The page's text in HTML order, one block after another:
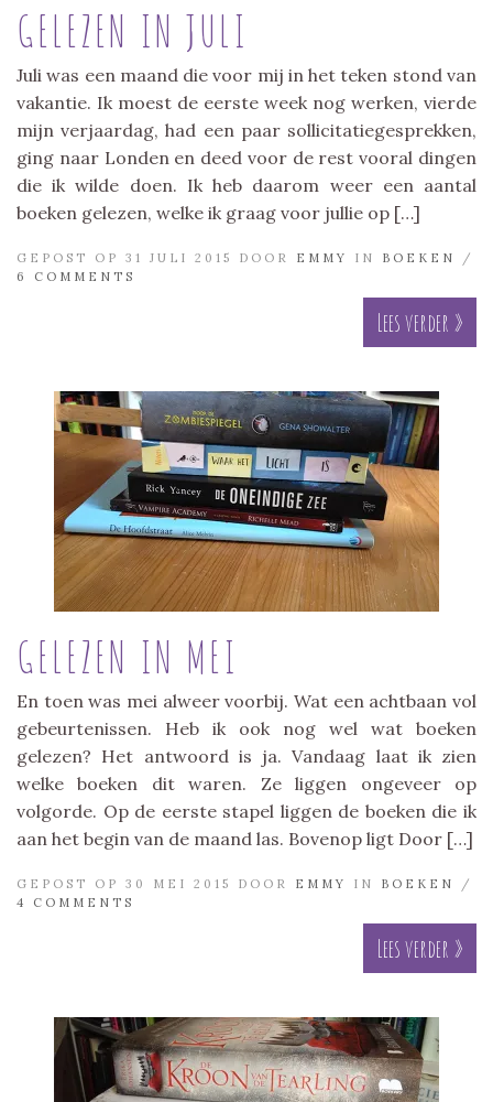
GELEZEN IN JULI
Juli was een maand die voor mij in het teken stond van
vakantie. Ik moest de eerste week nog werken, vierde
mijn verjaardag, had een paar sollicitatiegesprekken,
ging naar Londen en deed voor de rest vooral dingen
die ik wilde doen. Ik heb daarom weer een aantal
boeken gelezen, welke ik graag voor jullie op […]
GEPOST OP 31 JULI 2015 DOOR EMMY IN BOEKEN
/
6 COMMENTS
Lees verder »
GELEZEN IN MEI
En toen was mei alweer voorbij. Wat een achtbaan vol
gebeurtenissen. Heb ik ook nog wel wat boeken
gelezen? Het antwoord is ja. Vandaag laat ik zien
welke boeken dit waren. Ze liggen ongeveer op
volgorde. Op de eerste stapel liggen de boeken die ik
aan het begin van de maand las. Bovenop ligt Door […]
GEPOST OP 30 MEI 2015 DOOR EMMY IN BOEKEN
/
4 COMMENTS
Lees verder »